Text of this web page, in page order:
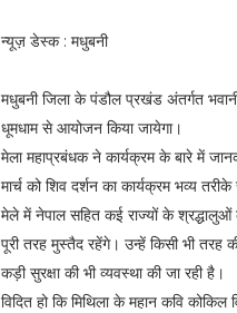
न्यूज़ डेस्क : मधुबनी
मधुबनी जिला के पंडौल प्रखंड अंतर्गत
धूमधाम से आयोजन किया जायेगा।
मेला महाप्रबंधक ने कार्यक्रम के बारे में
मार्च को शिव दर्शन का कार्यक्रम भव्य
मेले में नेपाल सहित कई राज्यों के श्रद्धालुओं
पूरी तरह मुस्तैद रहेंगे। उन्हें किसी भी तरह
कड़ी सुरक्षा की भी व्यवस्था की जा रही है।
विदित हो कि मिथिला के महान कवि